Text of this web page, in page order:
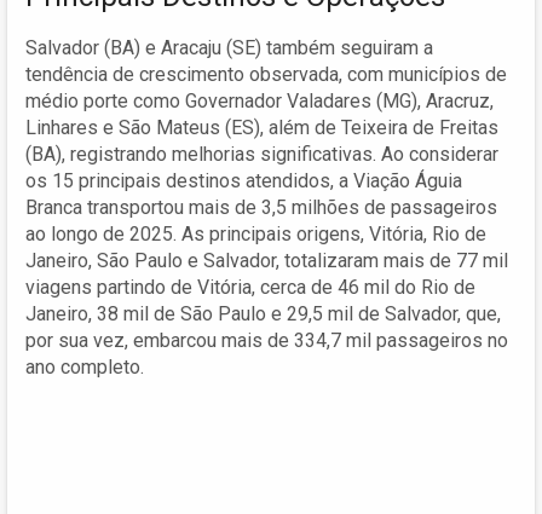
Salvador (BA) e Aracaju (SE) também seguiram a
tendência de crescimento observada, com municípios de
médio porte como Governador Valadares (MG), Aracruz,
Linhares e São Mateus (ES), além de Teixeira de Freitas
(BA), registrando melhorias significativas. Ao considerar
os 15 principais destinos atendidos, a Viação Águia
Branca transportou mais de 3,5 milhões de passageiros
ao longo de 2025. As principais origens, Vitória, Rio de
Janeiro, São Paulo e Salvador, totalizaram mais de 77 mil
viagens partindo de Vitória, cerca de 46 mil do Rio de
Janeiro, 38 mil de São Paulo e 29,5 mil de Salvador, que,
por sua vez, embarcou mais de 334,7 mil passageiros no
ano completo.